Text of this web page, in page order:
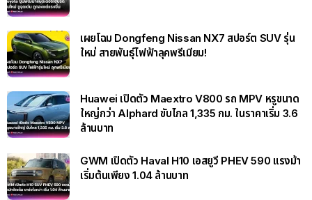
เผยโฉม Dongfeng Nissan NX7 สปอร์ต SUV รุ่น
ใหม่ สายพันธุ์ไฟฟ้าลุคพรีเมียม!
Huawei เปิดตัว Maextro V800 รถ MPV หรูขนาด
ใหญ่กว่า Alphard ขับไกล 1,335 กม. ในราคาเริ่ม 3.6
ล้านบาท
GWM เปิดตัว Haval H10 เอสยูวี PHEV 590 แรงม้า
เริ่มต้นเพียง 1.04 ล้านบาท